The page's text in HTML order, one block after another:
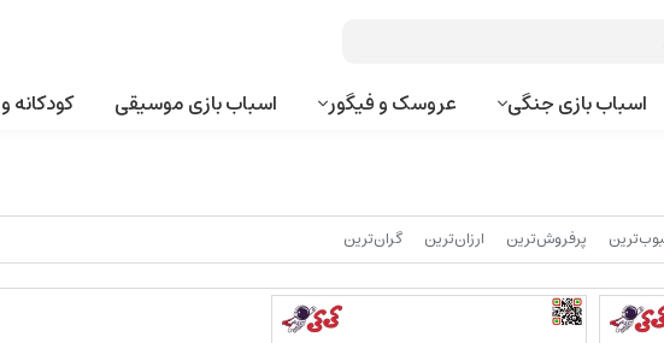
اسباب بازی جنگی عروسک و فیگور اسباب بازی موسیقی کودکانه
پرفروش‌ترین ارزان‌ترین گران‌ترین